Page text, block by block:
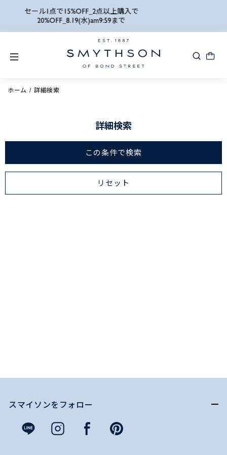
セール1点で15%OFF_2点以上購入で
20%OFF_8.19(水)am9:59まで
ホーム 詳細検索
詳細検索
この条件で検索
リセット
スマイソンをフォロー